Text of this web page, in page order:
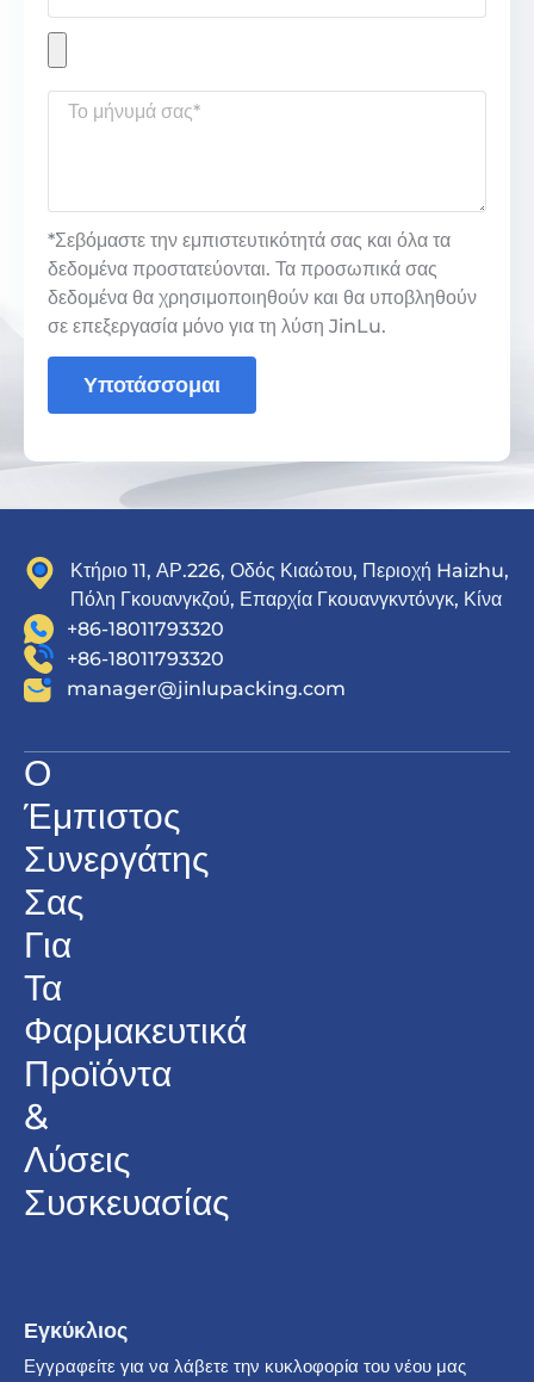
*Σεβόμαστε την εμπιστευτικότητά σας και όλα τα
δεδομένα προστατεύονται. Τα προσωπικά σας
δεδομένα θα χρησιμοποιηθούν και θα υποβληθούν
σε επεξεργασία μόνο για τη λύση JinLu.
Υποτάσσομαι
Κτήριο 11, ΑΡ.226, Οδός Κιαώτου, Περιοχή Haizhu,
Πόλη Γκουανγκζού, Επαρχία Γκουανγκντόνγκ, Κίνα
+86-18011793320
+86-18011793320
manager@jinlupacking.com
Ο
Έμπιστος
Συνεργάτης
Σας
Για
Τα
Φαρμακευτικά
Προϊόντα
&
Λύσεις
Συσκευασίας
Εγκύκλιος
Εγγραφείτε για να λάβετε την κυκλοφορία του νέου μας